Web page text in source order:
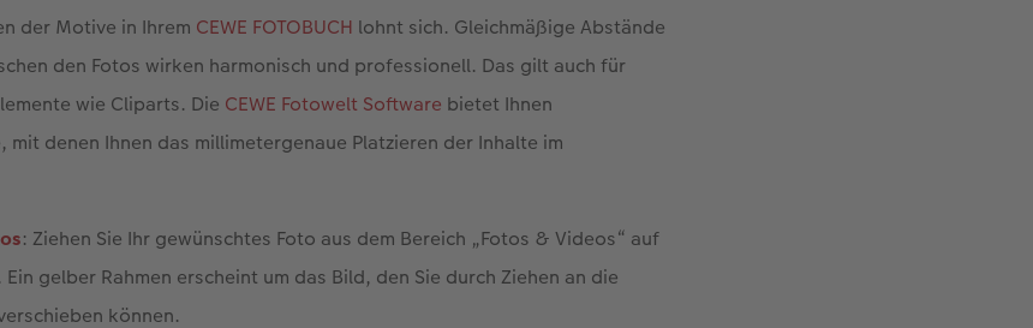
der Motive in Ihrem CEWE FOTOBUCH lohnt sich. Gleichmäßige Abstände
den Fotos wirken harmonisch und professionell. Das gilt auch für
wie Cliparts. Die CEWE Fotowelt Software bietet Ihnen
mit denen Ihnen das millimetergenaue Platzieren der Inhalte im
: Ziehen Sie Ihr gewünschtes Foto aus dem Bereich „Fotos & Videos“ auf
gelber Rahmen erscheint um das Bild, den Sie durch Ziehen an die
können.